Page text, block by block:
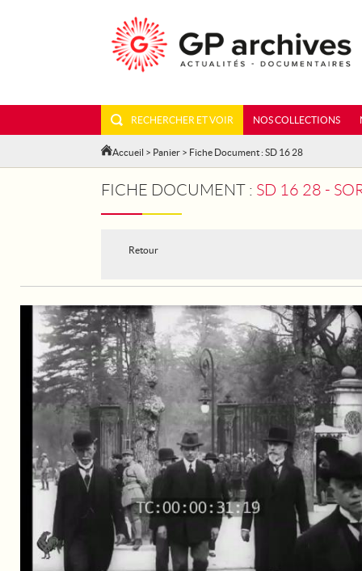
RECHERCHER ET VOIR NOS COLLECTIONS
Accueil > Panier > Fiche Document : SD 16 28
FICHE DOCUMENT : SD 16 28 -
Retour